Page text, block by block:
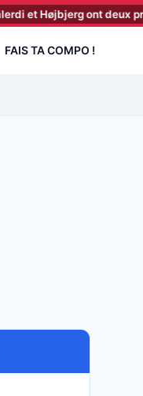
ont deux préférences,
FAIS TA COMPO !